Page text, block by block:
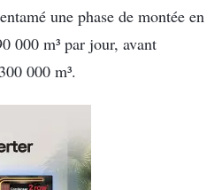
une phase de montée en
000 m³ par jour, avant
000 m³.